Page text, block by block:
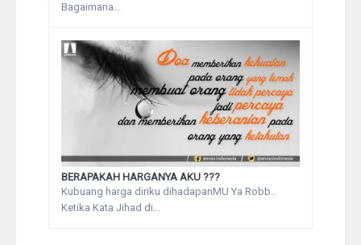
Bagaimana...
BERAPAKAH HARGANYA AKU ???
Kubuang harga diriku dihadapanMU Ya Robb..
Ketika Kata Jihad di...